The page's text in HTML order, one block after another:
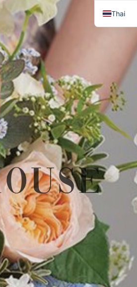
Thai
English